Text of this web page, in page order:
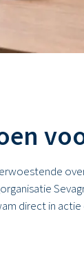
direct in